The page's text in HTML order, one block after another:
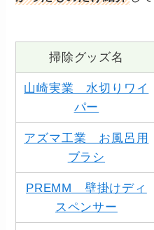
掃除グッズ名
山崎実業 水切りワイ
パー
アズマ工業 お風呂用
ブラシ
PREMM 壁掛けディ
スペンサー